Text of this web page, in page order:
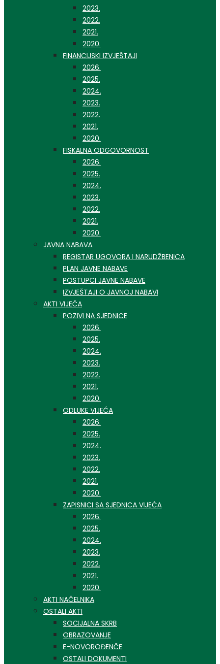
2023.
2022.
2021.
2020.
FINANCIJSKI IZVJEŠTAJI
2026.
2025.
2024.
2023.
2022.
2021.
2020.
FISKALNA ODGOVORNOST
2026.
2025.
2024.
2023.
2022.
2021.
2020.
JAVNA NABAVA
REGISTAR UGOVORA I NARUDŽBENICA
PLAN JAVNE NABAVE
POSTUPCI JAVNE NABAVE
IZVJEŠTAJI O JAVNOJ NABAVI
AKTI VIJEĆA
POZIVI NA SJEDNICE
2026.
2025.
2024.
2023.
2022.
2021.
2020.
ODLUKE VIJEĆA
2026.
2025.
2024.
2023.
2022.
2021.
2020.
ZAPISNICI SA SJEDNICA VIJEĆA
2026.
2025.
2024.
2023.
2022.
2021.
2020.
AKTI NAČELNIKA
OSTALI AKTI
SOCIJALNA SKRB
OBRAZOVANJE
E-NOVOROĐENČE
OSTALI DOKUMENTI